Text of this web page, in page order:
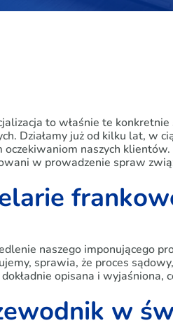
to właśnie te
Działamy już od kilku lat, w
oczekiwaniom naszych
w prowadzenie spraw
naszego imponującego
sprawia, że proces
opisana i wyjaśniona,
w